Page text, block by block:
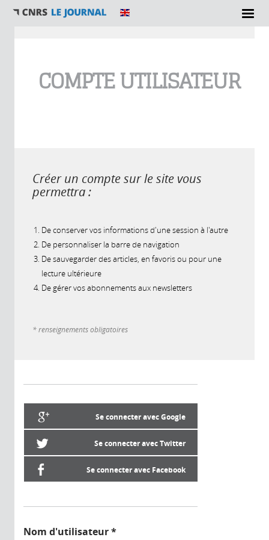
COMPTE UTILISATEUR
Créer un compte sur le site vous
permettra :
De conserver vos informations d'une session à l'autre
De personnaliser la barre de navigation
De sauvegarder des articles, en favoris ou pour une
lecture ultérieure
De gérer vos abonnements aux newsletters
* renseignements obligatoires
Se connecter avec Google
Se connecter avec Twitter
Se connecter avec Facebook
Nom d'utilisateur*